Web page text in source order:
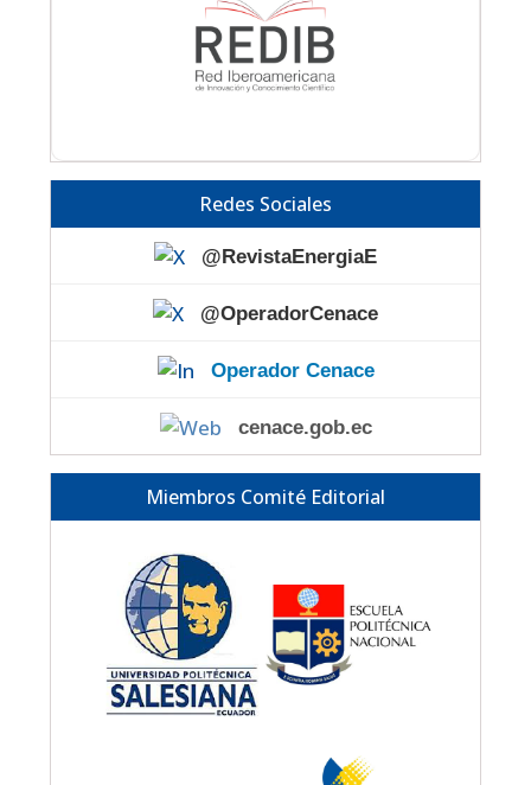
Redes Sociales
@RevistaEnergiaE
@OperadorCenace
Operador Cenace
cenace.gob.ec
Miembros Comité Editorial